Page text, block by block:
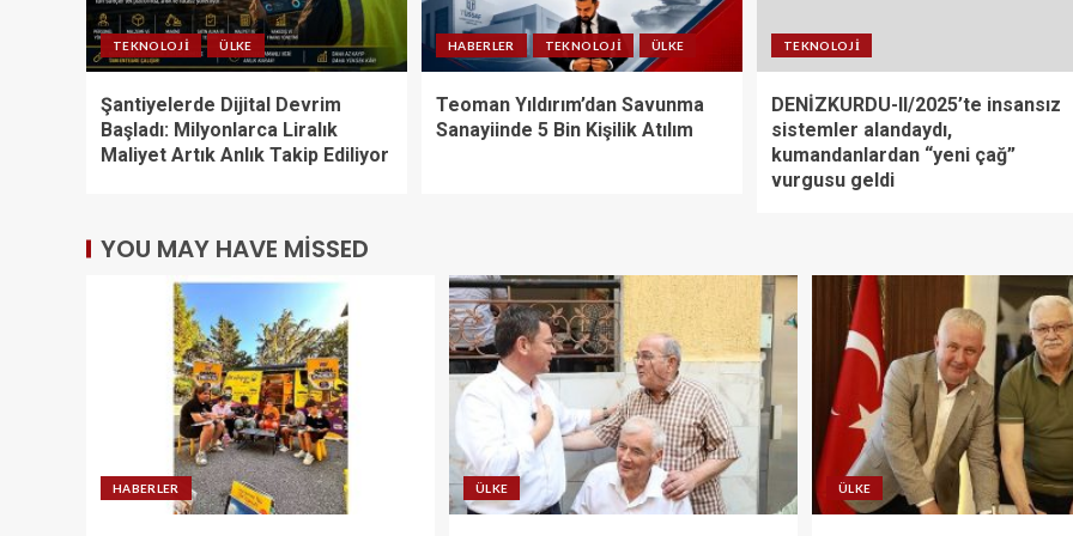
TEKNOLOJI ÜLKE
Şantiyelerde Dijital Devrim
Başladı: Milyonlarca Liralık
Maliyet Artık Anlık Takip Ediliyor
HABERLER TEKNOLOJI ÜLKE
Teoman Yıldırım’dan Savunma
Sanayiinde 5 Bin Kişilik Atılım
TEKNOLOJI
DENİZKURDU-II/2025’te insansız
sistemler alandaydı,
kumandanlardan “yeni çağ”
vurgusu geldi
YOU MAY HAVE MISSED
HABERLER ÜLKE ÜLKE